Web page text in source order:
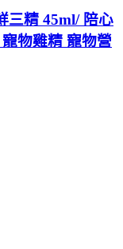
三精 45ml/ 陪心
物雞精 寵物營